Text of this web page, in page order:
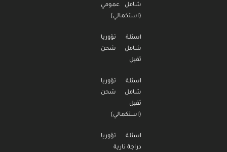
شامل عمومي
(استكمالي)
اسئلة تؤوريا
شامل شحن
ثقيل
اسئلة تؤوريا
شامل شحن
ثقيل
(استكمالي)
اسئلة تؤوريا
دراجة نارية